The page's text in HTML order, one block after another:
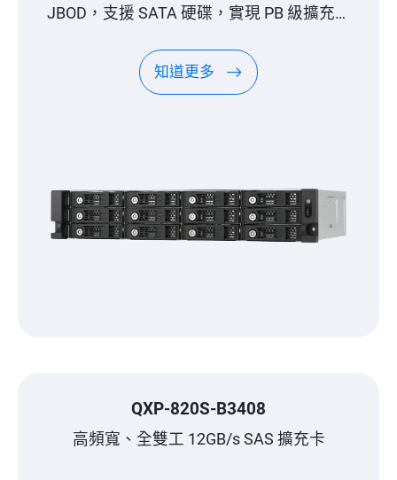
JBOD，支援 SATA 硬碟，實現 PB 級擴充能
知道更多
QXP-820S-B3408
高頻寬、全雙工 12GB/s SAS 擴充卡